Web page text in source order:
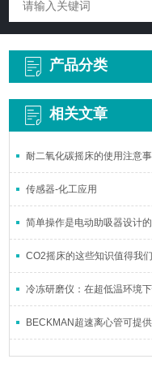
产品分类
相关文章
耐二氧化碳摇床的使用注意
传感器-化工应用
简单操作是电动助吸器设计
CO2摇床的这些知识值得我
冷冻研磨仪：在超低温环境
BECKMAN超速离心管可提